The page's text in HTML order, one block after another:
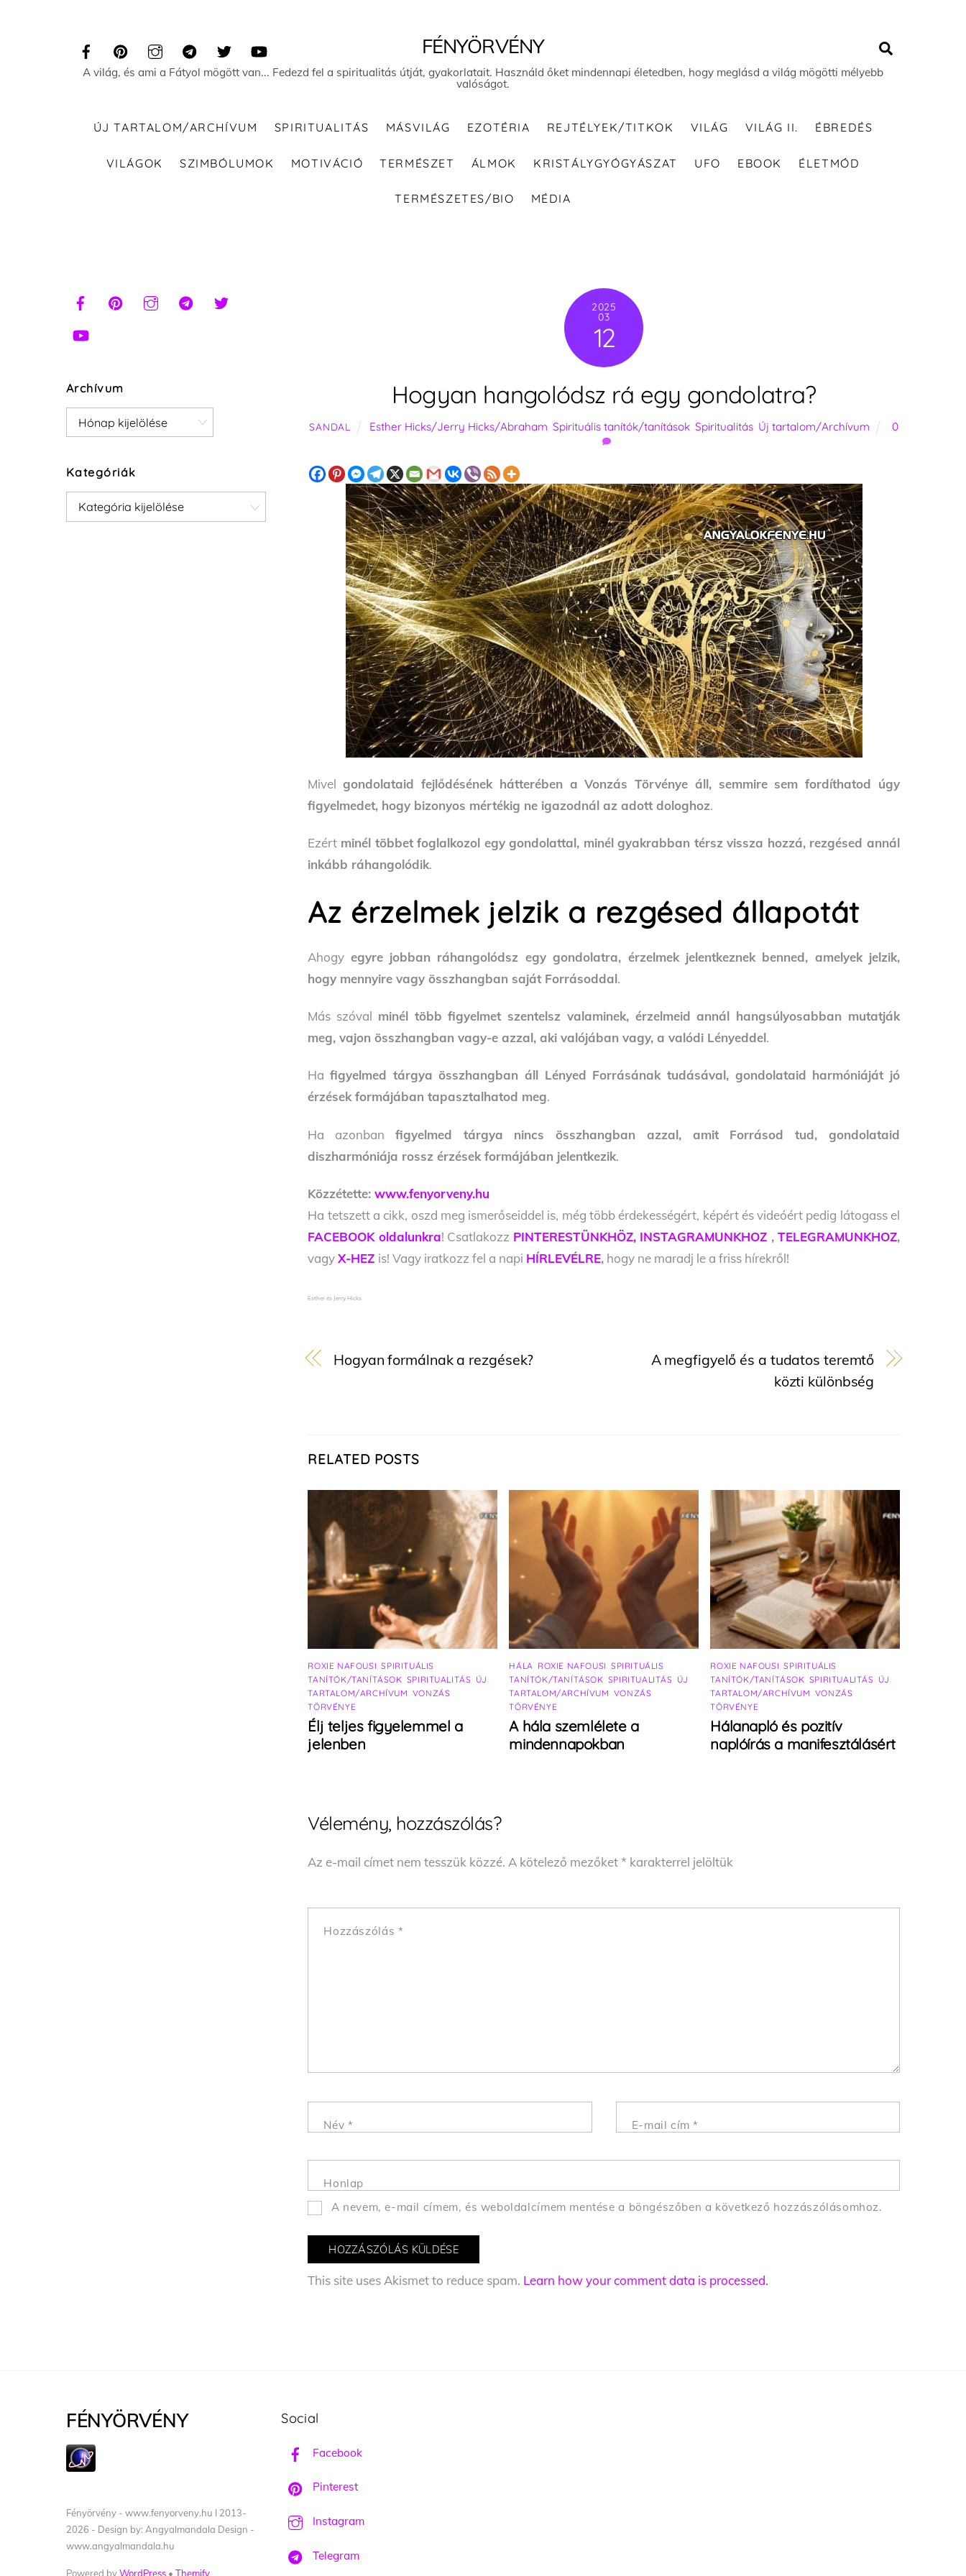
FÉNYÖRVÉNY
A világ, és ami a Fátyol mögött van... Fedezd fel a spiritualitás útját, gyakorlatait. Használd őket mindennapi életedben, hogy meglásd a világ mögötti mélyebb
valóságot.
ÚJ TARTALOM/ARCHÍVUM SPIRITUALITÁS MÁSVILÁG EZOTÉRIA REJTÉLYEK/TITKOK VILÁG VILÁG II. ÉBREDÉS
VILÁGOK SZIMBÓLUMOK MOTIVÁCIÓ TERMÉSZET ÁLMOK KRISTÁLYGYÓGYÁSZAT UFO EBOOK ÉLETMÓD
TERMÉSZETES/BIO MÉDIA
2025
03
12
Hogyan hangolódsz rá egy gondolatra?
SANDAL Esther Hicks/Jerry Hicks/Abraham ,Spirituális tanítók/tanítások ,Spiritualitás Új tartalom/Archívum 0
Mivelgondolataid fejlődésének hátterében a Vonzás Törvénye áll, semmire sem fordíthatod úgy
figyelmedet, hogy bizonyos mértékig ne igazodnál az adott dologhoz.
Ezért minél többet foglalkozol egy gondolattal, minél gyakrabban térsz vissza hozzá, rezgésed annál
inkább ráhangolódik.
Az érzelmek jelzik a rezgésed állapotát
Ahogy egyre jobban ráhangolódsz egy gondolatra, érzelmek jelentkeznek benned, amelyek jelzik,
hogy mennyire vagy összhangban saját Forrásoddal.
Más szóval minél több figyelmet szentelsz valaminek, érzelmeid annál hangsúlyosabban mutatják
meg, vajon összhangban vagy-e azzal, aki valójában vagy, a valódi Lényeddel.
Hafigyelmed tárgya összhangban áll Lényed Forrásának tudásával, gondolataid harmóniáját jó
érzések formájában tapasztalhatod meg.
Ha azonban figyelmed tárgya nincs összhangban azzal, amit Forrásod tud, gondolataid
diszharmóniája rossz érzések formájában jelentkezik.
Közzétette:www.fenyorveny.hu
Ha tetszett a cikk, oszd meg ismerőseiddel is, még több érdekességért, képért és videóért pedig látogass el
FACEBOOK oldalunkra! Csatlakozz PINTERESTÜNKHÖZ, INSTAGRAMUNKHOZ , TELEGRAMUNKHOZ,
vagyX-HEZ is! Vagy iratkozz fel a napi HÍRLEVÉLRE, hogy ne maradj le a friss hírekről!
Esther és Jerry Hicks
Hogyan formálnak a rezgések?
A megfigyelő és a tudatos teremtő
közti különbség
RELATED POSTS
ROXIE NAFOUSI ,SPIRITUÁLIS
TANÍTÓK/TANÍTÁSOK SPIRITUALITÁS ÚJ
TARTALOM/ARCHÍVUM VONZÁS
TÖRVÉNYE
Élj teljes figyelemmel a
jelenben
HÁLA ROXIE NAFOUSI SPIRITUÁLIS
TANÍTÓK/TANÍTÁSOK SPIRITUALITÁS ÚJ
TARTALOM/ARCHÍVUM VONZÁS
TÖRVÉNYE
A hála szemlélete a
mindennapokban
ROXIE NAFOUSI ,SPIRITUÁLIS
TANÍTÓK/TANÍTÁSOK SPIRITUALITÁS ÚJ
TARTALOM/ARCHÍVUM VONZÁS
TÖRVÉNYE
Hálanapló és pozitív
naplóírás a manifesztálásért
Vélemény, hozzászólás?
Az e-mail címet nem tesszük közzé. A kötelező mezőket* karakterrel jelöltük
Hozzászólás *
Név * E-mail cím*
Honlap
A nevem, e-mail címem, és weboldalcímem mentése a böngészőben a következő hozzászólásomhoz.
This site uses Akismet to reduce spam. Learn how your comment data is processed.
Archívum
Archívum
Kategóriák
Kategóriák
FÉNYÖRVÉNY
Fényörvény - www.fenyorveny.hu I 2013-
2026 - Design by: Angyalmandala Design -
www.angyalmandala.hu
Powered byWordPress • Themify
Social
Facebook
Pinterest
Instagram
Telegram